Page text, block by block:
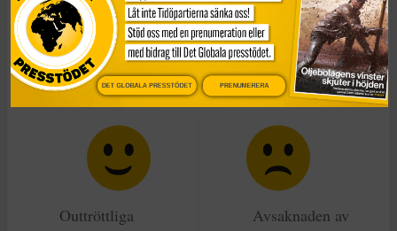
viktigare åtagande som att ställa om samhället till ett
fungerande, hållbart sådant, där gigekonomin är ett
minne blott och kulturen kan blomstra utan betalda
samarbeten.
Outtröttliga
Avsaknaden av
DET GLOBALA PRESSTÖDET PRENUMERERA